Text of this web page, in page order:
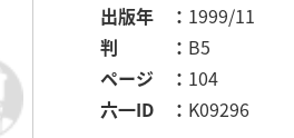
出版年
1999/11
判
B5
ページ
104
六一ID
K09296